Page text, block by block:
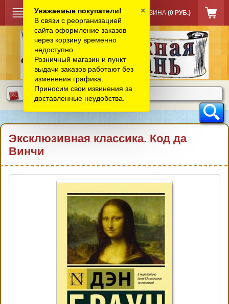
КОРЗИНА (0 РУБ.)
Эксклюзивная классика. Код да
Винчи
Уважаемые покупатели!
В связи с реорганизацией
сайта оформление заказов
через корзину временно
недоступно.
Розничный магазин и пункт
выдачи заказов работают без
изменения графика.
Приносим свои извинения за
доставленные неудобства.
×